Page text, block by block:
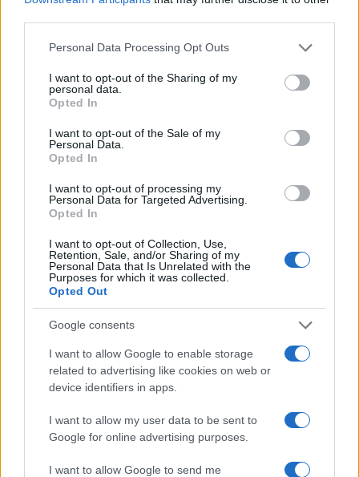
Please note that this website/app uses one or more Google
not limited to your visit or usage behaviour. You may click to
grant or deny consent to Google and its third-party tags to
use your data for below specified purposes in below Google
consent section.
Personal Data Processing Opt Outs
I want to opt-out of the Sharing of my
personal data.
Opted In
I want to opt-out of the Sale of my
Personal Data.
Opted In
I want to opt-out of processing my
Personal Data for Targeted Advertising.
Opted In
I want to opt-out of Collection, Use,
Retention, Sale, and/or Sharing of my
Personal Data that Is Unrelated with the
Purposes for which it was collected.
Opted Out
Google consents
I want to allow Google to enable storage
related to advertising like cookies on web or
device identifiers in apps.
I want to allow my user data to be sent to
Google for online advertising purposes.
I want to allow Google to send me
AUTORE
Cristian Castiglioni
Cristian Castiglioni, veneziano, iniziò come
bacari e ricevuto centinaia di messaggi: quella
reazione spinse la sua trasformazione in
redazione appunti fotografici di vaporetto e
cicchetti.